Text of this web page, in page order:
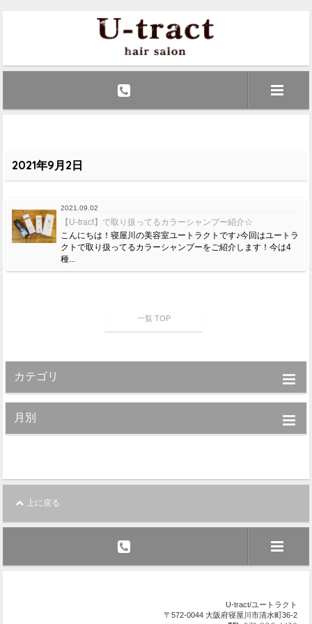
2021年9月2日
2021.09.02
【U-tract】で取り扱ってるカラーシャンプー紹介☆
こんにちは！寝屋川の美容室ユートラクトです♪今回はユートラ
クトで取り扱ってるカラーシャンプーをご紹介します！今は4
種...
一覧 TOP
カテゴリ
月別
上に戻る
U-tract/ユートラクト
〒572-0044 大阪府寝屋川市清水町36-2